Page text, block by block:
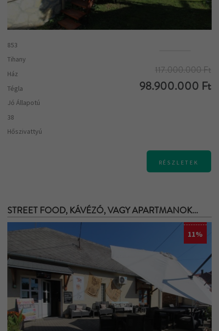
853
Tihany
Ház
Tégla
Jó Állapotú
38
Hőszivattyú
117.000.000 Ft
98.900.000 Ft
RÉSZLETEK
STREET FOOD, KÁVÉZÓ, VAGY APARTMANOK...
11%